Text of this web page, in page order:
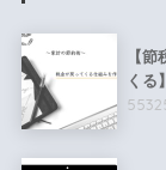
【
くる